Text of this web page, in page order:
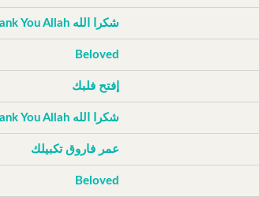
شكرا الله Thank You Allah
Beloved
إفتح فلبك
شكرا الله Thank You Allah
عمر فاروق تكبيلك
Beloved